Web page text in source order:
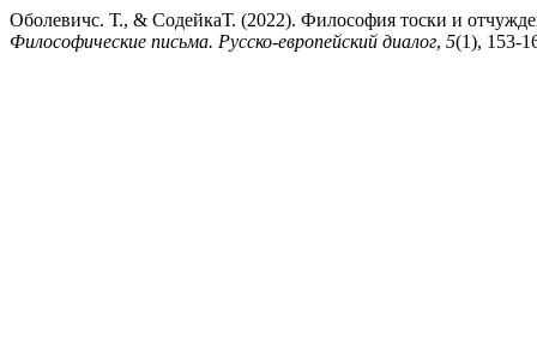
Оболевичс. Т., & СодейкаТ. (2022). Философия тоски и
Философические письма. Русско-европейский диалог, 5(1), 153-